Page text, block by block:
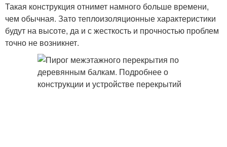
Такая конструкция отнимет намного больше времени,
чем обычная. Зато теплоизоляционные характеристики
будут на высоте, да и с жесткость и прочностью проблем
точно не возникнет.